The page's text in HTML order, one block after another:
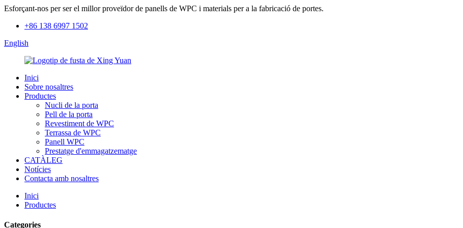
Esforçant-nos per ser el millor proveïdor de panells de WPC i materials per a la fabricació de portes.
+86 138 6997 1502
English
Inici
Sobre nosaltres
Productes
Nucli de la porta
Pell de la porta
Revestiment de WPC
Terrassa de WPC
Panell WPC
Prestatge d'emmagatzematge
CATÀLEG
Notícies
Contacta amb nosaltres
Inici
Productes
Categories